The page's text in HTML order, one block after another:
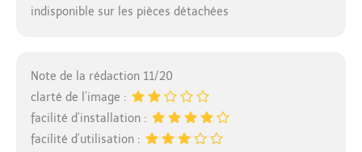
indisponible sur les pièces détachées
Note de la rédaction 11/20
clarté de l’image :
facilité d’installation :
facilité d’utilisation :